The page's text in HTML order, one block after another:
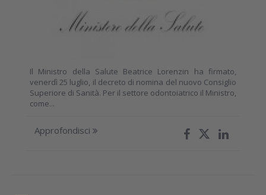
Il Ministro della Salute Beatrice Lorenzin ha firmato,
venerdì 25 luglio, il decreto di nomina del nuovo Consiglio
Superiore di Sanità. Per il settore odontoiatrico il Ministro,
come...
Approfondisci